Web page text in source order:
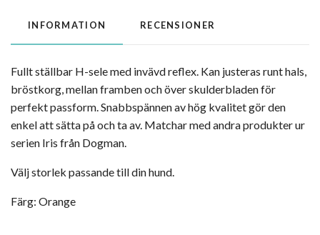
INFORMATION RECENSIONER
Fullt ställbar H-sele med invävd reflex. Kan justeras runt hals,
bröstkorg, mellan framben och över skulderbladen för
perfekt passform. Snabbspännen av hög kvalitet gör den
enkel att sätta på och ta av. Matchar med andra produkter ur
serien Iris från Dogman.
Välj storlek passande till din hund.
Färg: Orange